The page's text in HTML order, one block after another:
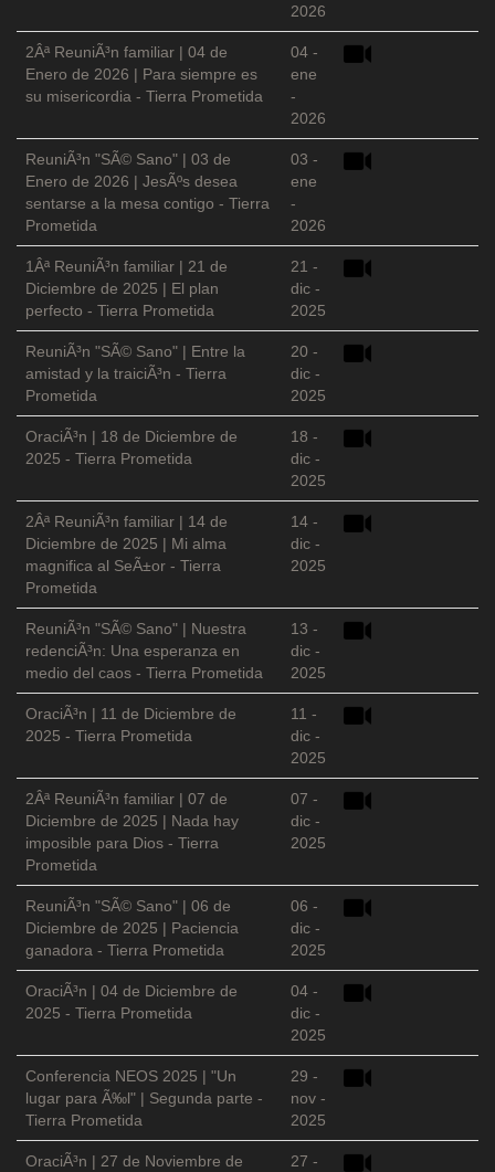
2026
2Âª ReuniÃ³n familiar | 04 de
Enero de 2026 | Para siempre es
su misericordia - Tierra Prometida
04 -
ene
-
2026
ReuniÃ³n "SÃ© Sano" | 03 de
Enero de 2026 | JesÃºs desea
sentarse a la mesa contigo - Tierra
Prometida
03 -
ene
-
2026
1Âª ReuniÃ³n familiar | 21 de
Diciembre de 2025 | El plan
perfecto - Tierra Prometida
21 -
dic -
2025
ReuniÃ³n "SÃ© Sano" | Entre la
amistad y la traiciÃ³n - Tierra
Prometida
20 -
dic -
2025
OraciÃ³n | 18 de Diciembre de
2025 - Tierra Prometida
18 -
dic -
2025
2Âª ReuniÃ³n familiar | 14 de
Diciembre de 2025 | Mi alma
magnifica al SeÃ±or - Tierra
Prometida
14 -
dic -
2025
ReuniÃ³n "SÃ© Sano" | Nuestra
redenciÃ³n: Una esperanza en
medio del caos - Tierra Prometida
13 -
dic -
2025
OraciÃ³n | 11 de Diciembre de
2025 - Tierra Prometida
11 -
dic -
2025
2Âª ReuniÃ³n familiar | 07 de
Diciembre de 2025 | Nada hay
imposible para Dios - Tierra
Prometida
07 -
dic -
2025
ReuniÃ³n "SÃ© Sano" | 06 de
Diciembre de 2025 | Paciencia
ganadora - Tierra Prometida
06 -
dic -
2025
OraciÃ³n | 04 de Diciembre de
2025 - Tierra Prometida
04 -
dic -
2025
Conferencia NEOS 2025 | "Un
lugar para Ã‰l" | Segunda parte -
Tierra Prometida
29 -
nov -
2025
OraciÃ³n | 27 de Noviembre de
27 -